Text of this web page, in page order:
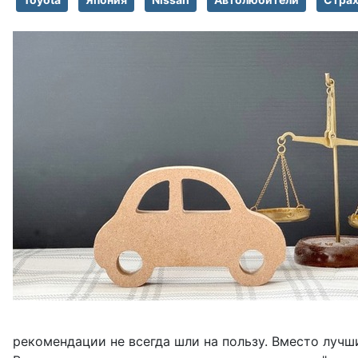
рекомендации не всегда шли на пользу. Вместо